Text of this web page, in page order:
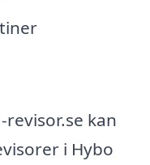
kan
i Hybo